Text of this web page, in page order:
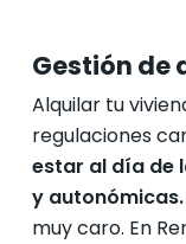
Gestión de
Alquilar tu
regulaciones
estar al día de
y autonómicas.
muy caro. En